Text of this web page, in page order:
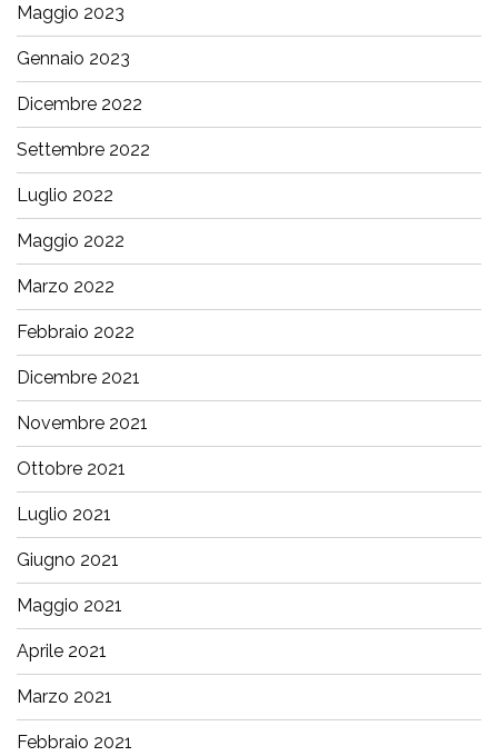
Maggio 2023
Gennaio 2023
Dicembre 2022
Settembre 2022
Luglio 2022
Maggio 2022
Marzo 2022
Febbraio 2022
Dicembre 2021
Novembre 2021
Ottobre 2021
Luglio 2021
Giugno 2021
Maggio 2021
Aprile 2021
Marzo 2021
Febbraio 2021